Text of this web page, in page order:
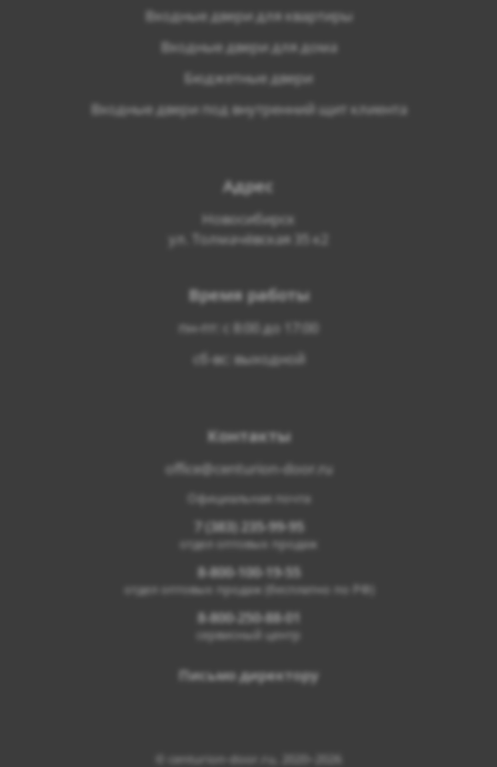
Входные двери для квартиры
Входные двери для дома
Бюджетные двери
Входные двери под внутренний щит клиента
Адрес
Новосибирск
ул. Толмачёвская 35 к2
Время работы
пн-пт: с 8:00 до 17:00
сб-вс: выходной
Контакты
office@centurion-door.ru
Официальная почта
7 (383) 235-99-95
отдел оптовых продаж
8-800-100-19-55
отдел оптовых продаж (бесплатно по РФ)
8-800-250-88-01
сервисный центр
Письмо директору
© centurion-door.ru, 2020–2026